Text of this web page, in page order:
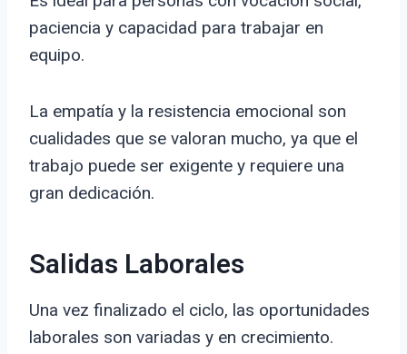
paciencia y capacidad para trabajar en
equipo.
La empatía y la resistencia emocional son
cualidades que se valoran mucho, ya que el
trabajo puede ser exigente y requiere una
gran dedicación.
Salidas Laborales
Una vez finalizado el ciclo, las oportunidades
laborales son variadas y en crecimiento.